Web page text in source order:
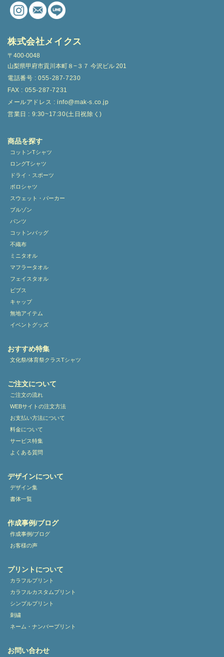
株式会社メイクス
〒400-0048
山梨県甲府市貢川本町８−３７ 今沢ビル 201
電話番号 : 055-287-7230
FAX : 055-287-7231
メールアドレス : info@mak-s.co.jp
営業日 : 9:30~17:30(土日祝除く)
商品を探す
コットンTシャツ
ロングTシャツ
ドライ・スポーツ
ポロシャツ
スウェット・パーカー
ブルゾン
パンツ
コットンバッグ
不織布
ミニタオル
マフラータオル
フェイスタオル
ビブス
キャップ
無地アイテム
イベントグッズ
おすすめ特集
文化祭/体育祭クラスTシャツ
ご注文について
ご注文の流れ
WEBサイトの注文方法
お支払い方法について
料金について
サービス特集
よくある質問
デザインについて
デザイン集
書体一覧
作成事例/ブログ
作成事例/ブログ
お客様の声
プリントについて
カラフルプリント
カラフルカスタムプリント
シンプルプリント
刺繍
ネーム・ナンバープリント
お問い合わせ